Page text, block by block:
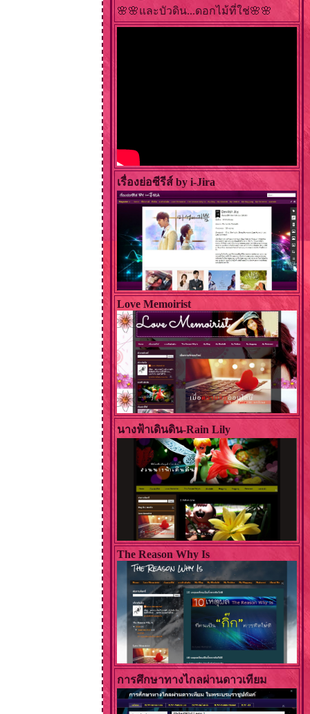
🌸🌸และบัวดิน...ดอกไม้ที่ใช่🌸🌸
เรื่องย่อซีรีส์ by i-Jira
Love Memoirist
นางฟ้าเดินดิน-Rain Lily
The Reason Why Is
การศึกษาทางไกลผ่านดาวเทียม